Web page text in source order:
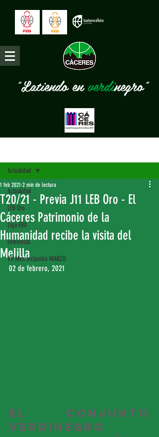
"Latiendo enverdinegro"
Actualidad
LEB Oro
Liga EBA
Entrevista
VII Mes Inclusión MARZO
Actualidad
T20/21 - Previa J11 LEB Oro - El
Cáceres Patrimonio de la
Humanidad recibe la visita del
Melilla
1 feb 2021 2 min de lectura
02 de febrero, 2021
El conjunto
verdinegro